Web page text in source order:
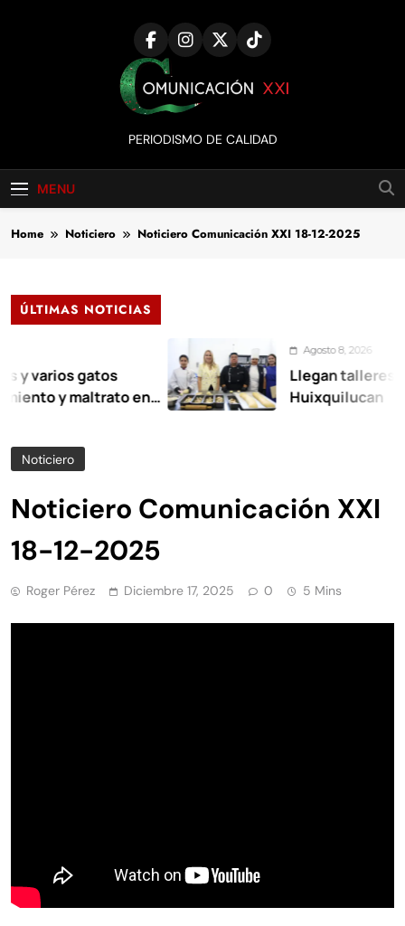
Comunicación
XXI
PERIODISMO DE CALIDAD
MENU
Home Noticiero Noticiero Comunicación XXI 18-12-2025
ÚLTIMAS NOTICIAS
gatos
maltrato en
Agosto 8, 2026
Llegan talleres de
Huixquilucan
Noticiero
Noticiero Comunicación XXI
18-12-2025
Roger Pérez Diciembre 17, 2025 0 5 Mins